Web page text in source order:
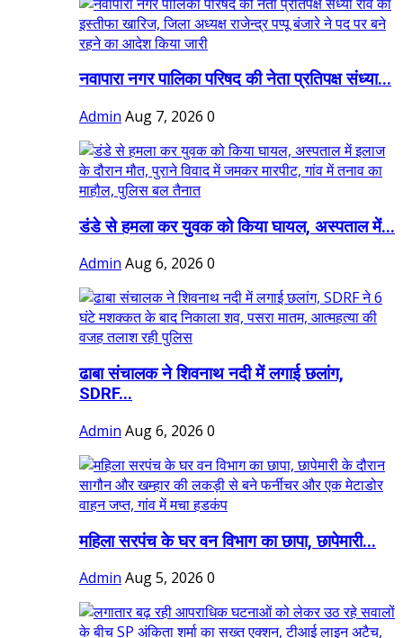
नवापारा नगर पालिका परिषद की नेता प्रतिपक्ष संध्या...
Admin Aug 7, 2026 0
डंडे से हमला कर युवक को किया घायल, अस्पताल में...
Admin Aug 6, 2026 0
ढाबा संचालक ने शिवनाथ नदी में लगाई छलांग,
SDRF...
Admin Aug 6, 2026 0
महिला सरपंच के घर वन विभाग का छापा, छापेमारी...
Admin Aug 5, 2026 0